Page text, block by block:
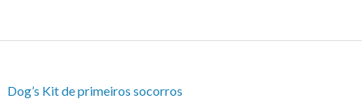
Dog’s Kit de primeiros socorros